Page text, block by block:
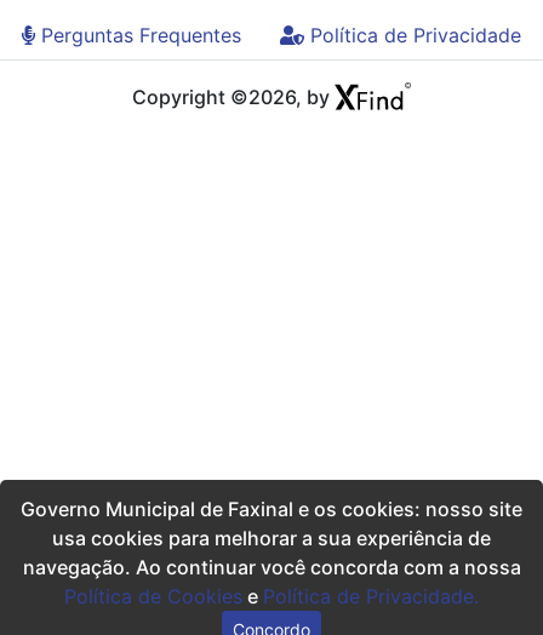
Perguntas Frequentes
Política de Privacidade
Copyright ©2026, by
Governo Municipal de Faxinal e os cookies: nosso site
usa cookies para melhorar a sua experiência de
navegação. Ao continuar você concorda com a nossa
Política de Cookies e Política de Privacidade.
Concordo